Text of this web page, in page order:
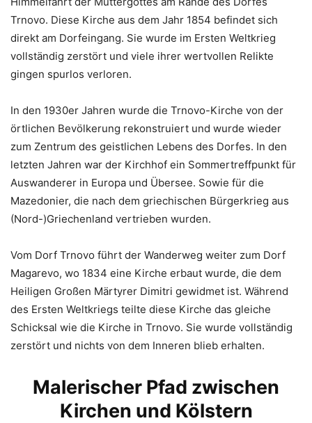
Trnovo. Diese Kirche aus dem Jahr 1854 befindet sich
direkt am Dorfeingang. Sie wurde im Ersten Weltkrieg
vollständig zerstört und viele ihrer wertvollen Relikte
gingen spurlos verloren.
In den 1930er Jahren wurde die Trnovo-Kirche von der
örtlichen Bevölkerung rekonstruiert und wurde wieder
zum Zentrum des geistlichen Lebens des Dorfes. In den
letzten Jahren war der Kirchhof ein Sommertreffpunkt für
Auswanderer in Europa und Übersee. Sowie für die
Mazedonier, die nach dem griechischen Bürgerkrieg aus
(Nord-)Griechenland vertrieben wurden.
Vom Dorf Trnovo führt der Wanderweg weiter zum Dorf
Magarevo, wo 1834 eine Kirche erbaut wurde, die dem
Heiligen Großen Märtyrer Dimitri gewidmet ist. Während
des Ersten Weltkriegs teilte diese Kirche das gleiche
Schicksal wie die Kirche in Trnovo. Sie wurde vollständig
zerstört und nichts von dem Inneren blieb erhalten.
Malerischer Pfad zwischen
Kirchen und Kölstern